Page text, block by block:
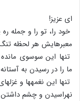
ای عزیز!
خود را، تو را و جمله
معبرهایش هر لحظه
تنها این سوسوی
ما را در رسیدن به
تنها این نغمه‏ها و
نهراسیدن و چشم داشتن